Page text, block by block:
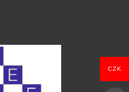
připraví
zakázku)
CZK